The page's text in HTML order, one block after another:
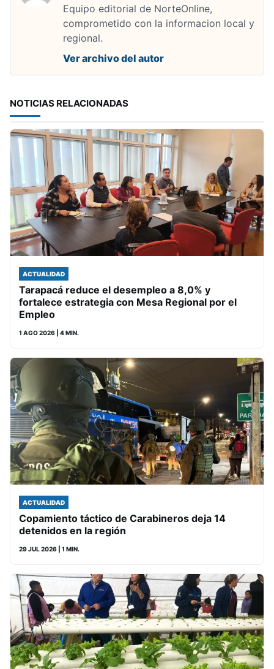
Equipo editorial de NorteOnline,
comprometido con la informacion local y
regional.
Ver archivo del autor
NOTICIAS RELACIONADAS
ACTUALIDAD
Tarapacá reduce el desempleo a 8,0% y
fortalece estrategia con Mesa Regional por el
Empleo
1 AGO 2026 | 4 MIN.
ACTUALIDAD
Copamiento táctico de Carabineros deja 14
detenidos en la región
29 JUL 2026 | 1 MIN.